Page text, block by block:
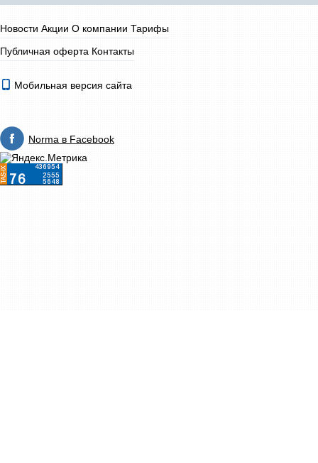
Новости Акции О компании Тарифы
Публичная оферта Контакты
Мобильная версия сайта
Norma в Facebook